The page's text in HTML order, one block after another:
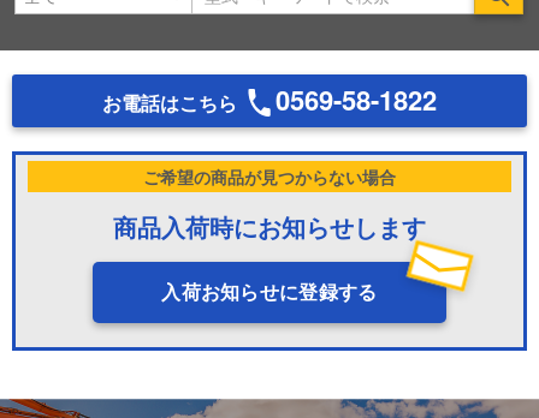
お電話はこちら 0569-58-1822
ご希望の商品が見つからない場合
商品入荷時にお知らせします
入荷お知らせに登録する